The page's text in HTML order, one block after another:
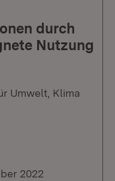
durch
Nutzung
Umwelt, Klima
2022